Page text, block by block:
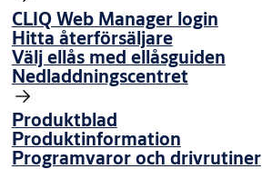
CLIQ Web Manager login
Hitta återförsäljare
Välj ellås med ellåsguiden
Nedladdningscentret
Produktblad
Produktinformation
Programvaror och drivrutiner